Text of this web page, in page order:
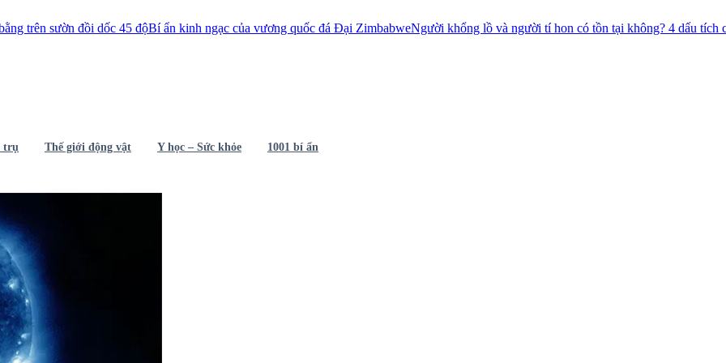
đồi dốc 45 độBí ẩn kinh ngạc của vương quốc đá Đại ZimbabweNgười khổng lồ và người tí hon có tồn tại không? 4 dấu tích chưa có lời
trụ Thế giới động vật Y học – Sức khỏe 1001 bí ẩn